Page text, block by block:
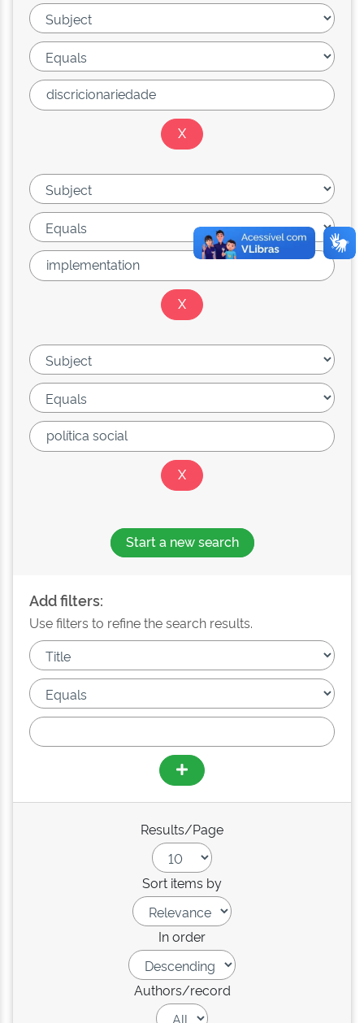
Start a new search
Add filters:
Use filters to refine the search results.
Results/Page
Sort items by
In order
Authors/record